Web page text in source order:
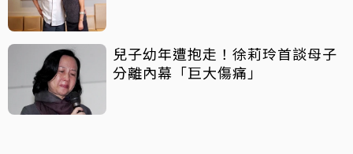
兒子幼年遭抱走！徐莉玲首談母子
分離內幕「巨大傷痛」